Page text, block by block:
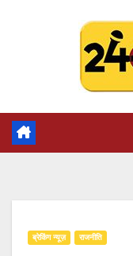
ब्रेकिंग न्यूज़ राजनीति